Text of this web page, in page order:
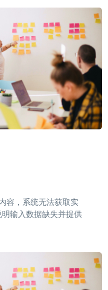
容，系统无法获取实
输入数据缺失并提供